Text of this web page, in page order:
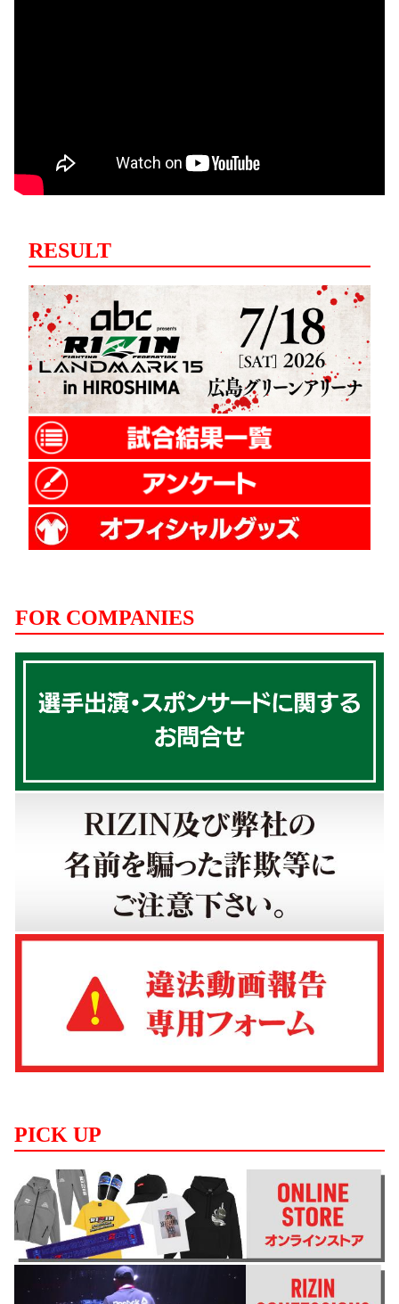
RESULT
FOR COMPANIES
PICK UP